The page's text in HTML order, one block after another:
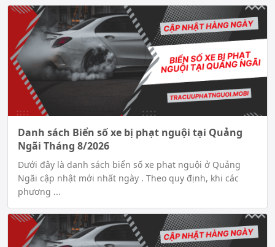
Danh sách Biển số xe bị phạt nguội tại Quảng
Ngãi Tháng 8/2026
Dưới đây là danh sách biển số xe phạt nguội ở Quảng
Ngãi cập nhật mới nhất ngày . Theo quy định, khi các
phương ...